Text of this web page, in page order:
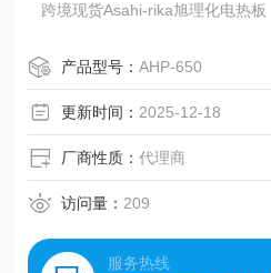
跨境现货Asahi-rika旭理化电热板
产品型号：AHP-650
更新时间： 2025-12-18
厂商性质：代理商
访问量： 209
服务热线